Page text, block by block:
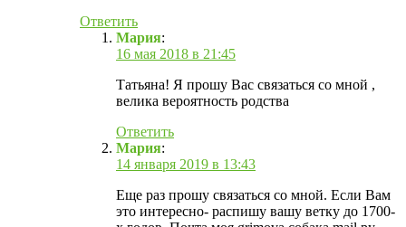
Ответить
Мария:
16 мая 2018 в 21:45
Татьяна! Я прошу Вас связаться со мной ,
велика вероятность родства
Ответить
Мария:
14 января 2019 в 13:43
Еще раз прошу связаться со мной. Если Вам
это интересно- распишу вашу ветку до 1700-